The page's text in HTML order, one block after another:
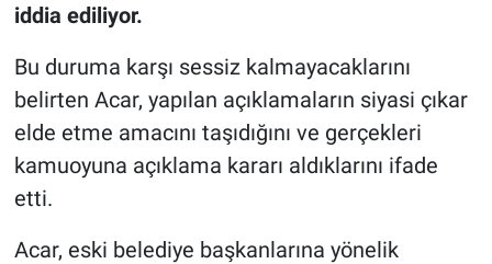
iddia ediliyor.
Bu duruma karşı sessiz kalmayacaklarını
belirten Acar, yapılan açıklamaların siyasi çıkar
elde etme amacını taşıdığını ve gerçekleri
kamuoyuna açıklama kararı aldıklarını ifade
etti.
Acar, eski belediye başkanlarına yönelik